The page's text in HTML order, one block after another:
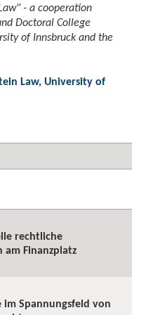
- a cooperation
Doctoral College
of Innsbruck and the
Law, University of
rechtliche
am Finanzplatz
im Spannungsfeld von